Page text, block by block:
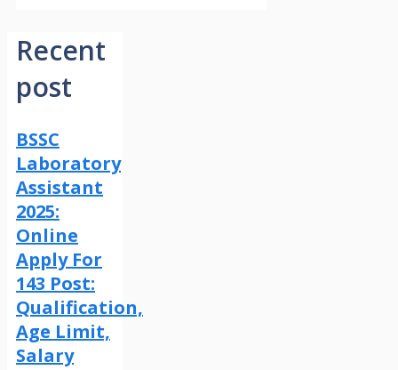
Recent
post
BSSC
Laboratory
Assistant
2025:
Online
Apply For
143 Post:
Qualification,
Age Limit,
Salary